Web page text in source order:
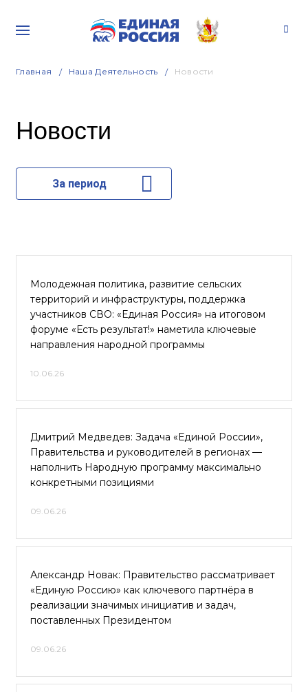
Главная Наша Деятельность Новости
Новости
За период
Молодежная политика, развитие сельских
территорий и инфраструктуры, поддержка
участников СВО: «Единая Россия» на итоговом
форуме «Есть результат!» наметила ключевые
направления народной программы
10.06.26
Дмитрий Медведев: Задача «Единой России»,
Правительства и руководителей в регионах —
наполнить Народную программу максимально
конкретными позициями
09.06.26
Александр Новак: Правительство рассматривает
«Единую Россию» как ключевого партнёра в
реализации значимых инициатив и задач,
поставленных Президентом
09.06.26